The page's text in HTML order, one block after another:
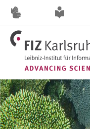
Direkt
zum
Inhalt